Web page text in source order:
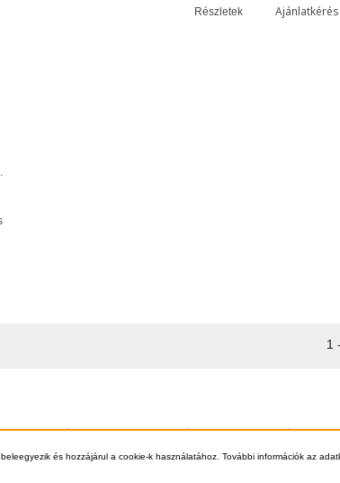
Részletek Ajánlatkérés
1
és hozzájárul a cookie-k használatához. További információk az
Főoldal Szállítási információk Vásárlás Menete
Kereső - +36-70-703-8112, +36-1-397-0007 -info@kazankereso.hu